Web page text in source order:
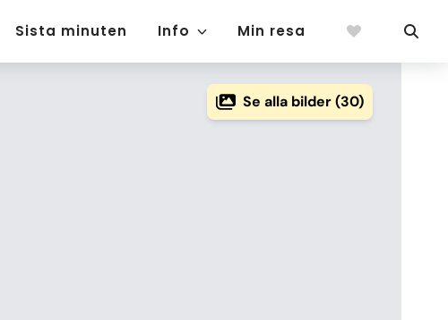
Sista minuten Info Min resa
Se alla bilder (30)